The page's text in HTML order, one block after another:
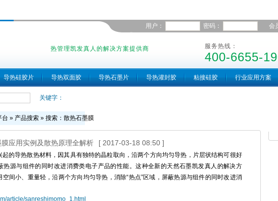
用户： 密码： 会
热管理凯发真人的解决方案提供商
服务热线：
400-6655-
导热硅胶片 导热双面胶 导热石墨片 导热灌封胶 粘接硅胶 行业应用方案
关键字：
台 » 产品搜索 » 搜索：散热石墨膜
应用实例及散热原理全解析 [ 2017-03-18 08:50 ]
的导热散热材料，因其具有独特的晶粒取向，沿两个方向均匀导热，片层状结构可很好
热源与组件的同时改进消费类电子产品的性能。这种全新的天然石墨凯发真人的解决方
间小、重量轻，沿两个方向均匀导热，消除“热点”区域，屏蔽热源与组件的同时改进消
article/sanreshimomo_1.html